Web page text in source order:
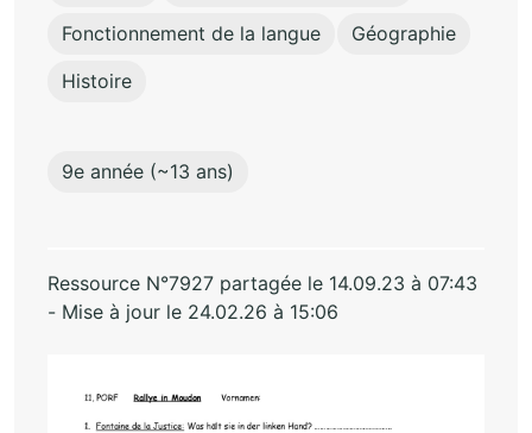
Fonctionnement de la langue
Géographie
Histoire
9e année (~13 ans)
Ressource N°7927 partagée le 14.09.23 à 07:43
- Mise à jour le 24.02.26 à 15:06